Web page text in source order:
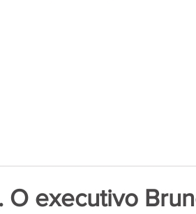
O executivo